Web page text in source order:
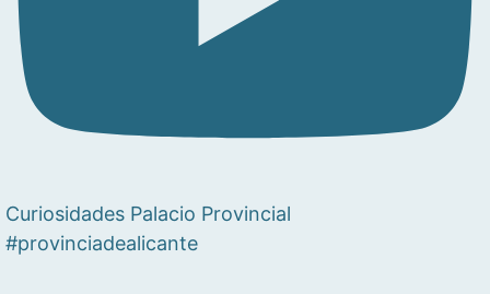
Curiosidades Palacio Provincial
#provinciadealicante